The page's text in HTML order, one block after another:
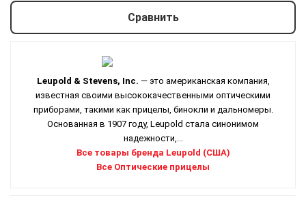
Сравнить
Leupold & Stevens, Inc. — это американская компания,
известная своими высококачественными оптическими
приборами, такими как прицелы, бинокли и дальномеры.
Основанная в 1907 году, Leupold стала синонимом
надежности,...
Все товары бренда Leupold (США)
Все Оптические прицелы